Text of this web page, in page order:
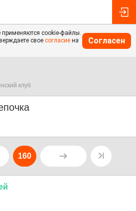
cookie-файлы.
свое согласие на
Согласен
клуб
160